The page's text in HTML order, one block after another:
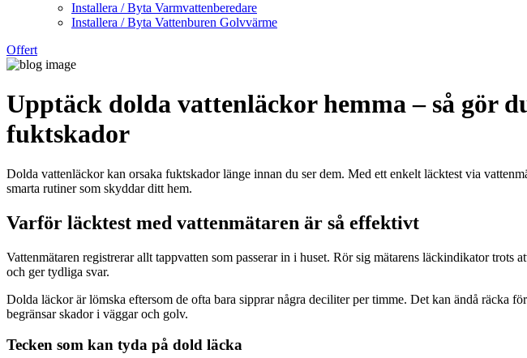
Installera / Byta Varmvattenberedare
Installera / Byta Vattenburen Golvvärme
Offert
Upptäck dolda vattenläckor hemma – så gör
fuktskador
Dolda vattenläckor kan orsaka fuktskador länge innan du ser dem. Med ett enkelt läcktest via
smarta rutiner som skyddar ditt hem.
Varför läcktest med vattenmätaren är så effektivt
Vattenmätaren registrerar allt tappvatten som passerar in i huset. Rör sig mätarens läckindikator
och ger tydliga svar.
Dolda läckor är lömska eftersom de ofta bara sipprar några deciliter per timme. Det kan ändå räcka
begränsar skador i väggar och golv.
Tecken som kan tyda på dold läcka